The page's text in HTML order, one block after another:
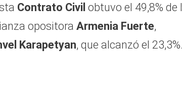
Contrato Civil obtuvo el 49,8% de
opositora Armenia Fuerte,
Karapetyan, que alcanzó el 23,3%.